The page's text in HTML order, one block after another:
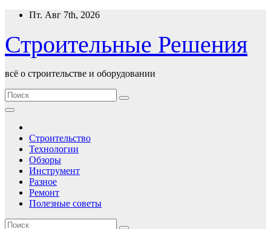
Перейти
содержимому
Пт. Авг 7th, 2026
Строительные Решения
всё о строительстве и оборудовании
Строительство
Технологии
Обзоры
Инструмент
Разное
Ремонт
Полезные советы